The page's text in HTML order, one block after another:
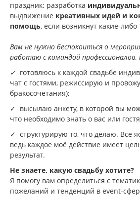
праздник: разработка
выдвижение креативных идей и
помощь, если возникнут какие-либо
Вам не нужно беспокоиться о
работаю с командой профессионалов,
✓ готовлюсь к каждой свадьбе
чат с гостями, режиссирую и
бракосочетания);
✓ высылаю анкету, в которой вы
что необходимо знать о вас или
✓ структурирую то, что делаю. Все
ведь каждое моё действие имеет
результат.
Не знаете, какую свадьбу хотите?
Я помогу вам определиться с
пожеланий и тенденций в event-